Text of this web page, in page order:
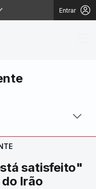
Entrar
"não
satisfeito"
Irão